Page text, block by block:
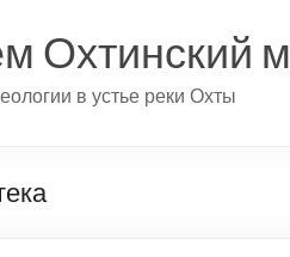
Охтинский
в устье реки Охты